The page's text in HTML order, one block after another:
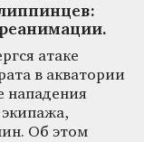
атаке
в акватории
нападения
Об этом